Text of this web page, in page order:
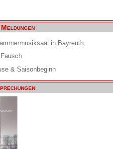
in Bayreuth
& Saisonbeginn